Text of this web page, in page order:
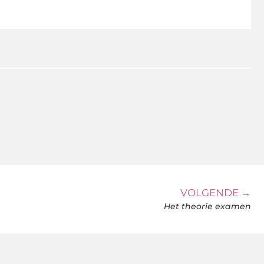
VOLGENDE →
Het theorie examen